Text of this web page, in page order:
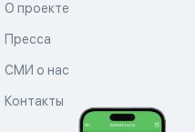
О проекте
Пресса
СМИ о нас
Контакты